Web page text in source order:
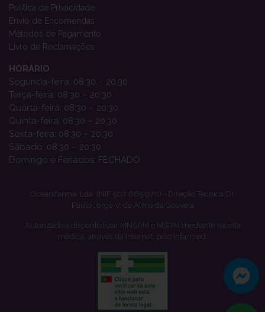
Política de Privacidade
Envio de Encomendas
Métodos de Pagamento
Livro de Reclamações
HORÁRIO
Segunda-feira: 08:30 – 20:30
Terça-feira: 08:30 – 20:30
Quarta-feira: 08:30 – 20:30
Quinta-feira: 08:30 – 20:30
Sexta-feira: 08:30 – 20:30
Sábado: 08:30 – 20:30
Domingo e Feriados: FECHADO
Oceanifarma, Lda. (NIF 507 665 970) - Direção Técnica Dr.
Paulo Jorge V. de Almeida Gouveia
Autorizado a disponibilizar MNSRM e MSRM mediante receita
médica, através da Internet, pelo Infarmed.